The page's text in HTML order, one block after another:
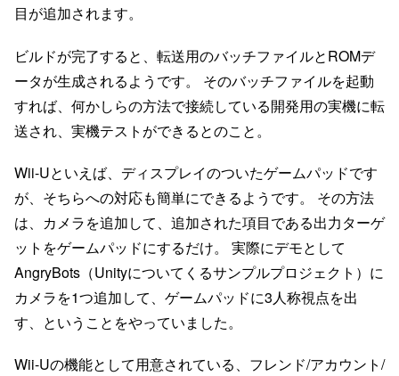
目が追加されます。
ビルドが完了すると、転送用のバッチファイルとROMデ
ータが生成されるようです。 そのバッチファイルを起動
すれば、何かしらの方法で接続している開発用の実機に転
送され、実機テストができるとのこと。
Wii-Uといえば、ディスプレイのついたゲームパッドです
が、そちらへの対応も簡単にできるようです。 その方法
は、カメラを追加して、追加された項目である出力ターゲ
ットをゲームパッドにするだけ。 実際にデモとして
AngryBots（Unityについてくるサンプルプロジェクト）に
カメラを1つ追加して、ゲームパッドに3人称視点を出
す、ということをやっていました。
Wii-Uの機能として用意されている、フレンド/アカウント/